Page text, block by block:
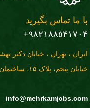
با ما تماس بگیرید
۹۸۲۱۸۸۵۴۱۷۰۴+
ایران ، تهران ، خیابان دکتر
خیابان پنجم، پلاک ۱۵، ساختمان نور ، واحد ۳
info@mehrkamjobs.com